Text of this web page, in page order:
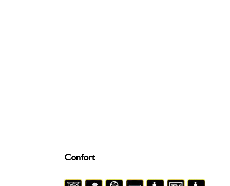
Confort